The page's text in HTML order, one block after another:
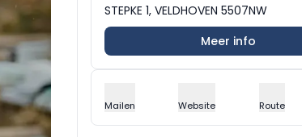
STEPKE 1, VELDHOVEN 5507NW
Meer info
Mailen Website Route